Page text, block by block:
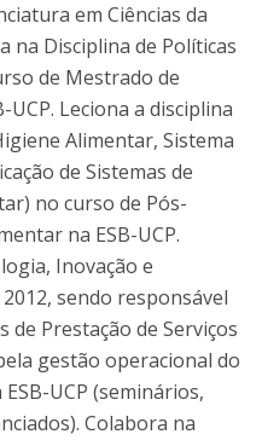
em Ciências da
na Disciplina de Políticas
de Mestrado de
Leciona a disciplina
Alimentar, Sistema
de Sistemas de
no curso de Pós-
na ESB-UCP.
Inovação e
2012, sendo responsável
de Prestação de Serviços
gestão operacional do
UCP (seminários,
Colabora na